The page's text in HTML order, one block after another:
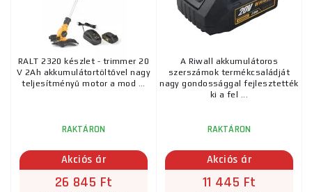
RALT 2320 készlet - trimmer 20
V 2Ah akkumulátortöltővel nagy
teljesítményű motor a mod ...
RAKTÁRON
Akciós ár
26 845 Ft
A Riwall akkumulátoros
szerszámok termékcsaládját
nagy gondossággal fejlesztették
ki a fel ...
RAKTÁRON
Akciós ár
11 445 Ft